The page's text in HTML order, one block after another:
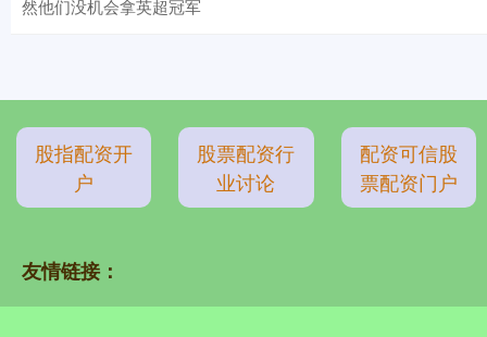
然他们没机会拿英超冠军
股指配资开
户
股票配资行
业讨论
配资可信股
票配资门户
友情链接：